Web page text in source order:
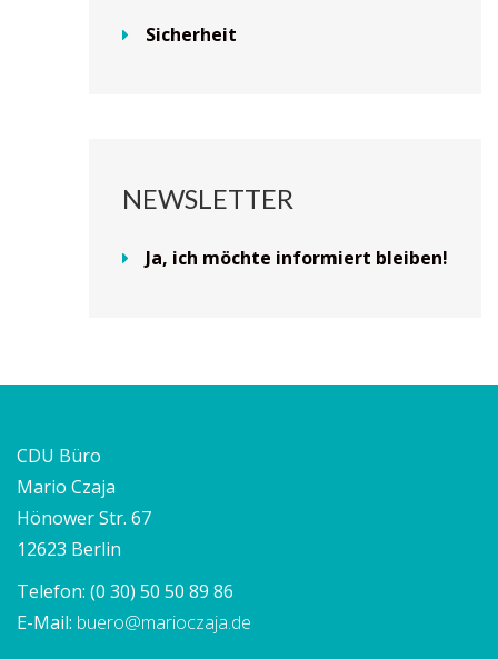
Sicherheit
NEWSLETTER
Ja, ich möchte informiert bleiben!
CDU Büro
Mario Czaja
Hönower Str. 67
12623 Berlin
Telefon: (0 30) 50 50 89 86
E-Mail: buero@marioczaja.de